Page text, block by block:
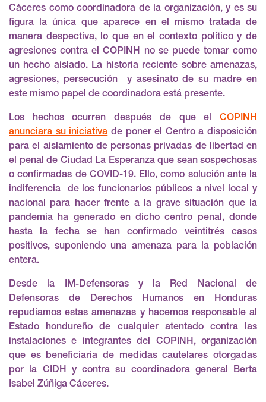
Cáceres como coordinadora de la organización, y es su
figura la única que aparece en el mismo tratada de
manera despectiva, lo que en el contexto político y de
agresiones contra el COPINH no se puede tomar como
un hecho aislado. La historia reciente sobre amenazas,
agresiones, persecución y asesinato de su madre en
este mismo papel de coordinadora está presente.
Los hechos ocurren después de que el COPINH
anunciara su iniciativa de poner el Centro a disposición
para el aislamiento de personas privadas de libertad en
el penal de Ciudad La Esperanza que sean sospechosas
o confirmadas de COVID-19. Ello, como solución ante la
indiferencia de los funcionarios públicos a nivel local y
nacional para hacer frente a la grave situación que la
pandemia ha generado en dicho centro penal, donde
hasta la fecha se han confirmado veintitrés casos
positivos, suponiendo una amenaza para la población
entera.
Desde la IM-Defensoras y la Red Nacional de
Defensoras de Derechos Humanos en Honduras
repudiamos estas amenazas y hacemos responsable al
Estado hondureño de cualquier atentado contra las
instalaciones e integrantes del COPINH, organización
que es beneficiaria de medidas cautelares otorgadas
por la CIDH y contra su coordinadora general Berta
Isabel Zúñiga Cáceres.